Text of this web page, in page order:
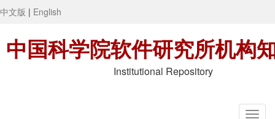
中文版 | English
中国科学院软件研究所机构
Institutional Repository